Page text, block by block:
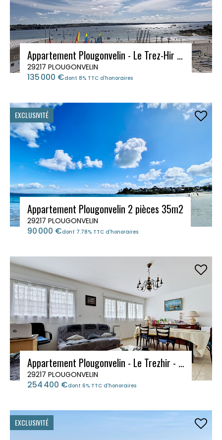
Appartement Plougonvelin - Le Trez-Hir 2 pièces 34.56m²
29217 PLOUGONVELIN
135 000 €dont 8% TTC d'honoraires
EXCLUSIVITÉ
Appartement Plougonvelin 2 pièces 35m2
29217 PLOUGONVELIN
90 000 €dont 7.78% TTC d'honoraires
Appartement Plougonvelin - Le Trezhir - 3 pièces 83 m2
29217 PLOUGONVELIN
254 400 €dont 6% TTC d'honoraires
EXCLUSIVITÉ